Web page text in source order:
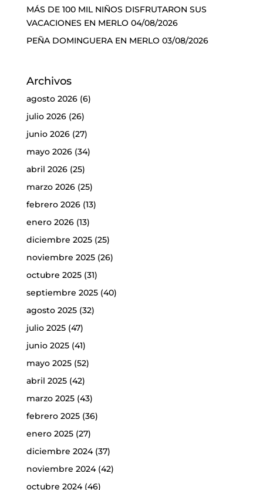
MÁS DE 100 MIL NIÑOS DISFRUTARON SUS
VACACIONES EN MERLO 04/08/2026
PEÑA DOMINGUERA EN MERLO 03/08/2026
Archivos
agosto 2026(6)
julio 2026(26)
junio 2026(27)
mayo 2026(34)
abril 2026(25)
marzo 2026(25)
febrero 2026(13)
enero 2026(13)
diciembre 2025(25)
noviembre 2025(26)
octubre 2025(31)
septiembre 2025(40)
agosto 2025(32)
julio 2025(47)
junio 2025(41)
mayo 2025(52)
abril 2025(42)
marzo 2025(43)
febrero 2025(36)
enero 2025(27)
diciembre 2024(37)
noviembre 2024(42)
octubre 2024(46)